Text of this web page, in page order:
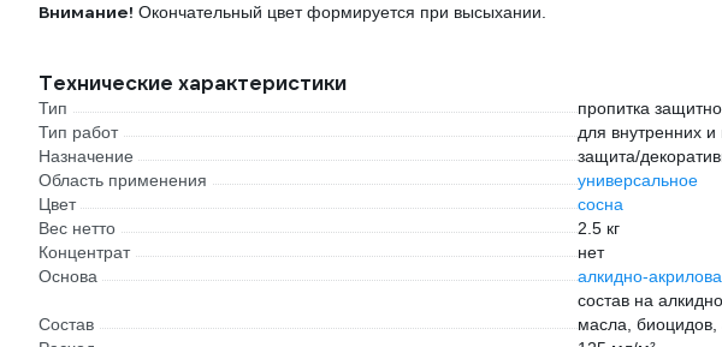
Внимание! Окончательный цвет формируется при высыхании.
Технические характеристики
Тип
пропитка
Тип работ
для внутренних
Назначение
защита/
Область применения
универсальное
Цвет
сосна
Вес нетто
2.5 кг
Концентрат
нет
Основа
алкидно-
Состав
состав на
масла, биоцидов,